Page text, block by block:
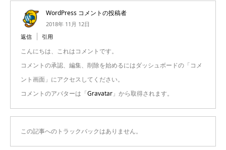
WordPress コメントの投稿者
2018年 11月 12日
返信
引用
こんにちは、これはコメントです。
コメントの承認、編集、削除を始めるにはダッシュボードの「コメ
ント画面」にアクセスしてください。
コメントのアバターは「Gravatar 」から取得されます。
この記事へのトラックバックはありません。